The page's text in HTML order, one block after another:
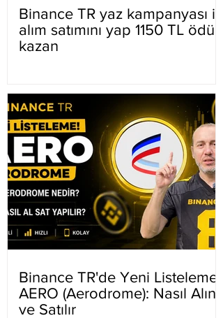
Binance TR yaz kampanyası ilk
alım satımını yap 1150 TL ödül
kazan
Binance TR'de Yeni Listeleme
AERO (Aerodrome): Nasıl Alınır
ve Satılır